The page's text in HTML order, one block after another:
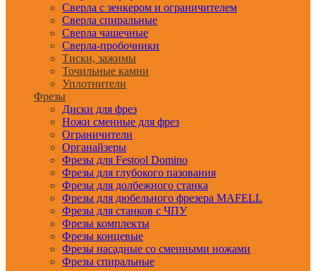
Сверла с зенкером и ограничителем
Сверла спиральные
Сверла чашечные
Сверла-пробочники
Тиски, зажимы
Точильные камни
Уплотнители
Фрезы
Диски для фрез
Ножи сменные для фрез
Ограничители
Органайзеры
Фрезы для Festool Domino
Фрезы для глубокого пазования
Фрезы для долбежного станка
Фрезы для дюбельного фрезера MAFELL
Фрезы для станков с ЧПУ
Фрезы комплекты
Фрезы концевые
Фрезы насадные со сменными ножами
Фрезы спиральные